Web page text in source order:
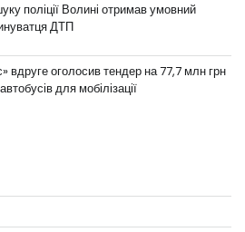
поліції Волині отримав умовний
ДТП
вдруге оголосив тендер на 77,7 млн грн
для мобілізації